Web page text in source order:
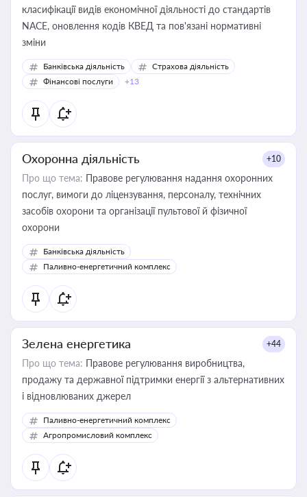
класифікації видів економічної діяльності до стандартів
NACE, оновлення кодів КВЕД та пов'язані нормативні
зміни
Банківська діяльність
Страхова діяльність
Фінансові послуги
+13
Охоронна діяльність +10
Про що тема: Правове регулювання надання охоронних
послуг, вимоги до ліцензування, персоналу, технічних
засобів охорони та організації пультової й фізичної
охорони
Банківська діяльність
Паливно-енергетичний комплекс
Зелена енергетика +44
Про що тема: Правове регулювання виробництва,
продажу та державної підтримки енергії з альтернативних
і відновлюваних джерел
Паливно-енергетичний комплекс
Агропромисловий комплекс